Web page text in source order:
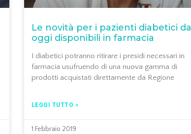
Le novità per i pazienti diabetici da
oggi disponibili in farmacia
I diabetici potranno ritirare i presidi necessari in
farmacia usufruendo di una nuova gamma di
prodotti acquistati direttamente da Regione
LEGGI TUTTO »
1 Febbraio 2019